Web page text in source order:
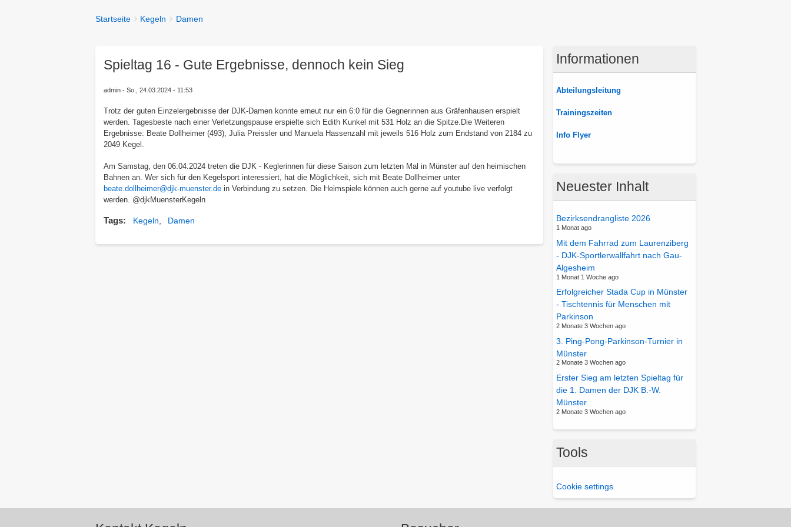
Breadcrumbs
You
Startseite Kegeln Damen
Spieltag 16 - Gute Ergebnisse, dennoch kein Sieg
admin So., 24.03.2024 - 11:53
Trotz der guten Einzelergebnisse der DJK-Damen konnte erneut nur ein 6:0 für die Gegnerinnen aus Gräfenhausen erspielt
werden. Tagesbeste nach einer Verletzungspause erspielte sich Edith Kunkel mit 531 Holz an die Spitze.Die Weiteren
Ergebnisse: Beate Dollheimer (493), Julia Preissler und Manuela Hassenzahl mit jeweils 516 Holz zum Endstand von 2184 zu
2049 Kegel.
Am Samstag, den 06.04.2024 treten die DJK - Keglerinnen für diese Saison zum letzten Mal in Münster auf den heimischen
Bahnen an. Wer sich für den Kegelsport interessiert, hat die Möglichkeit, sich mit Beate Dollheimer unter
beate.dollheimer@djk-muenster.de in Verbindung zu setzen. Die Heimspiele können auch gerne auf youtube live verfolgt
werden. @djkMuensterKegeln
Tags Kegeln Damen
Informationen
Abteilungsleitung
Trainingszeiten
Info Flyer
Neuester Inhalt
Bezirksendrangliste 2026
1 Monat ago
Mit dem Fahrrad zum Laurenziberg
- DJK-Sportlerwallfahrt nach Gau-
Algesheim
1 Monat 1 Woche ago
Erfolgreicher Stada Cup in Münster
- Tischtennis für Menschen mit
Parkinson
2 Monate 3 Wochen ago
3. Ping-Pong-Parkinson-Turnier in
Münster
2 Monate 3 Wochen ago
Erster Sieg am letzten Spieltag für
die 1. Damen der DJK B.-W.
Münster
2 Monate 3 Wochen ago
Tools
Cookie settings